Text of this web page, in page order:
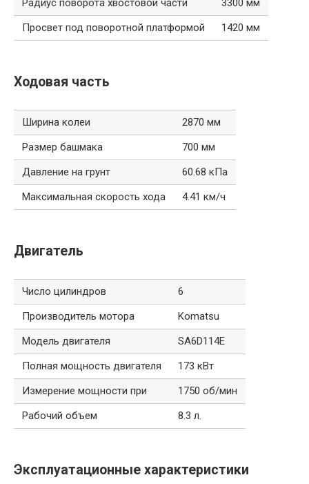
Радиус поворота хвостовой части
3300 мм
Просвет под поворотной платформой
1420 мм
Ходовая часть
Ширина колеи
2870 мм
Размер башмака
700 мм
Давление на грунт
60.68 кПа
Максимальная скорость хода
4.41 км/ч
Двигатель
Число цилиндров
6
Производитель мотора
Komatsu
Модель двигателя
SA6D114E
Полная мощность двигателя
173 кВт
Измерение мощности при
1750 об/мин
Рабочий объем
8.3 л.
Эксплуатационные характеристики